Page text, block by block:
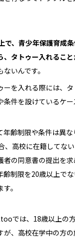
で、青少年保護育成
タトゥー入れること
いんです。
ーを入れる際には、
条件を設けているケ
年齢制限や条件は異
、高校に在籍してな
者の同意書の提出を
齢制限を20歳以上で
。
では、18歳以上の
が、高校在学中の方